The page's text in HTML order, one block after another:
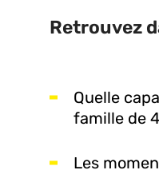
Retrouvez
Quelle
famille de
Les